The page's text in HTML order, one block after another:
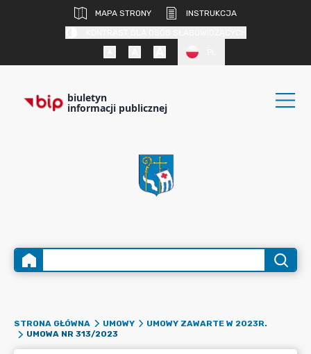
MAPA STRONY
INSTRUKCJA
biuletyn
informacji publicznej
STRONA GŁÓWNA UMOWY
UMOWY ZAWARTE W 2023R.
UMOWA NR 313/2023